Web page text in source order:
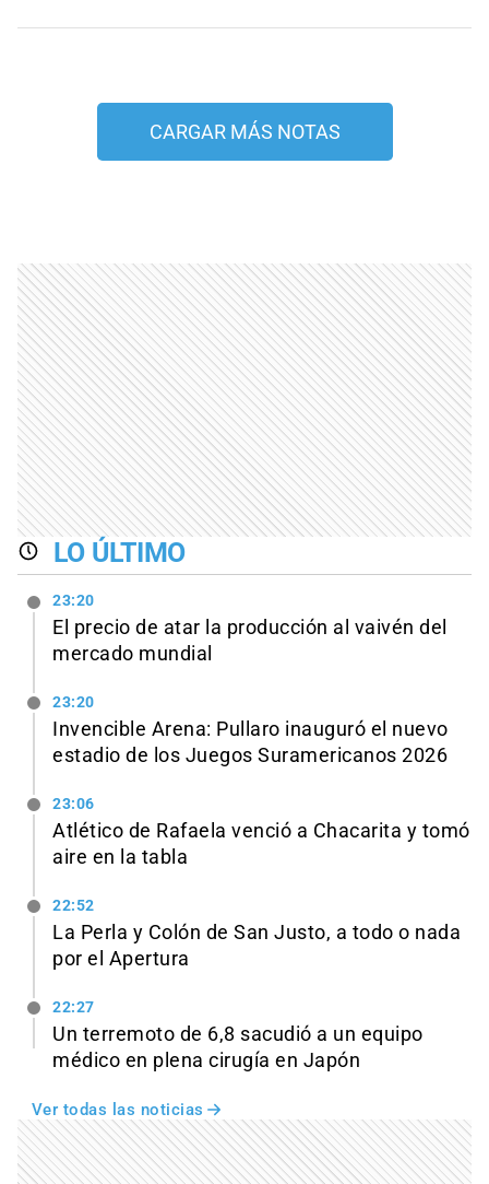
CARGAR MÁS NOTAS
LO ÚLTIMO
23:20
El precio de atar la producción al vaivén del
mercado mundial
23:20
Invencible Arena: Pullaro inauguró el nuevo
estadio de los Juegos Suramericanos 2026
23:06
Atlético de Rafaela venció a Chacarita y tomó
aire en la tabla
22:52
La Perla y Colón de San Justo, a todo o nada
por el Apertura
22:27
Un terremoto de 6,8 sacudió a un equipo
médico en plena cirugía en Japón
Ver todas las noticias